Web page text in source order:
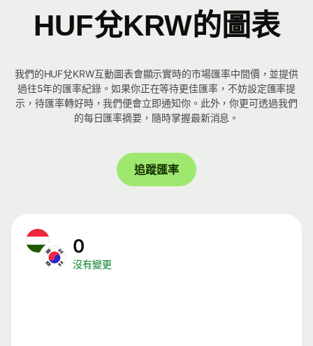
HUF兌KRW的圖表
我們的HUF兌KRW互動圖表會顯示實時的市場匯率中間價，並提供
過往5年的匯率紀錄。如果你正在等待更佳匯率，不妨設定匯率提
示，待匯率轉好時，我們便會立即通知你。此外，你更可透過我們
的每日匯率摘要，隨時掌握最新消息。
追蹤匯率
0
沒有變更